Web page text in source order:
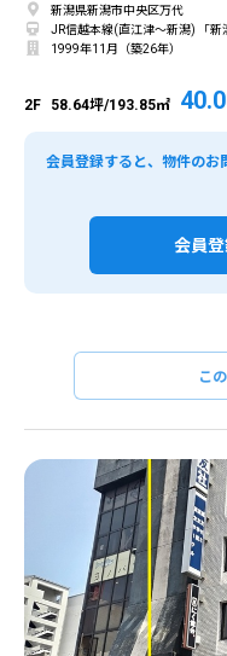
新潟県新潟市中央区万代
JR信越本線(直江津～新潟) 「新
1999年11月（築26年）
2F 58.64坪/193.85㎡
会員登録すると、物件のお
会員
こ